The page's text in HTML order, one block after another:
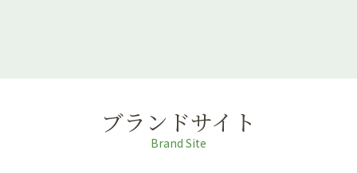
ブランドサイト
Brand Site